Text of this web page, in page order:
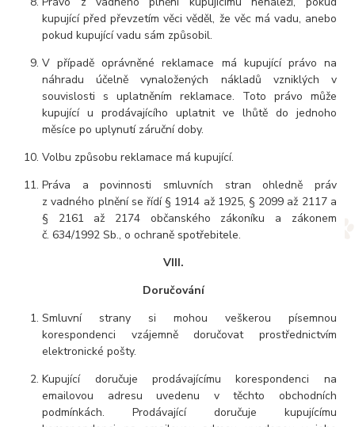
kupující před převzetím věci věděl, že věc má vadu, anebo
pokud kupující vadu sám způsobil.
V případě oprávněné reklamace má kupující právo na
náhradu účelně vynaložených nákladů vzniklých v
souvislosti s uplatněním reklamace. Toto právo může
kupující u prodávajícího uplatnit ve lhůtě do jednoho
měsíce po uplynutí záruční doby.
Volbu způsobu reklamace má kupující.
Práva a povinnosti smluvních stran ohledně práv
z vadného plnění se řídí § 1914 až 1925, § 2099 až 2117 a
§ 2161 až 2174 občanského zákoníku a zákonem
č. 634/1992 Sb., o ochraně spotřebitele.
VIII.
Doručování
Smluvní strany si mohou veškerou písemnou
korespondenci vzájemně doručovat prostřednictvím
elektronické pošty.
Kupující doručuje prodávajícímu korespondenci na
emailovou adresu uvedenu v těchto obchodních
podmínkách. Prodávající doručuje kupujícímu